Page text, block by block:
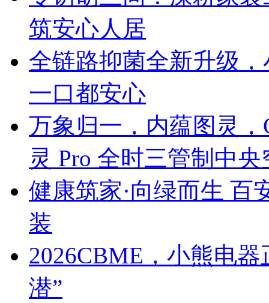
筑安心人居
全链路抑菌全新升级
一口都安心
万象归一，内蕴图灵
灵 Pro 全时三管制中央
健康筑家·向绿而生 百
装
2026CBME，小熊电
潜”